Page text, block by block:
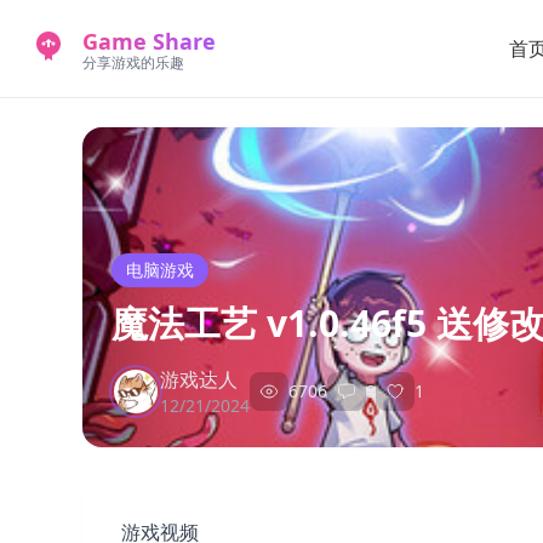
Game Share
分享游戏的乐趣
首
电脑游戏
魔法工艺 v1.0.46f5 送修
游戏达人
12/21/2024
6706 0 1
游戏视频